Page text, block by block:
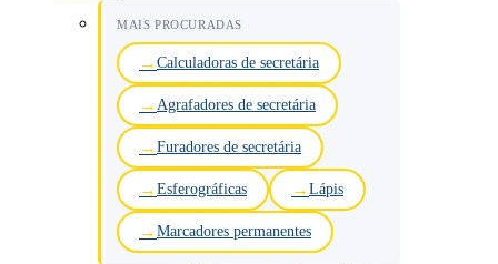
MAIS PROCURADAS
Calculadoras de secretária
Agrafadores de secretária
Furadores de secretária
Esferográficas Lápis
Marcadores permanentes